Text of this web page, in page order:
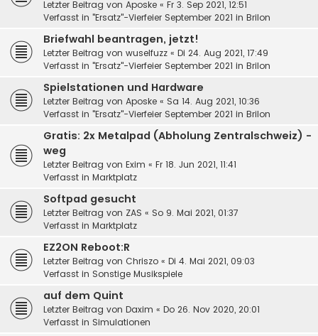
Letzter Beitrag von Aposke « Fr 3. Sep 2021, 12:51
Verfasst in "Ersatz"-Vierfeier September 2021 in Brilon
Briefwahl beantragen, jetzt!
Letzter Beitrag von wuselfuzz « Di 24. Aug 2021, 17:49
Verfasst in "Ersatz"-Vierfeier September 2021 in Brilon
Spielstationen und Hardware
Letzter Beitrag von Aposke « Sa 14. Aug 2021, 10:36
Verfasst in "Ersatz"-Vierfeier September 2021 in Brilon
Gratis: 2x Metalpad (Abholung Zentralschweiz) -
weg
Letzter Beitrag von Exim « Fr 18. Jun 2021, 11:41
Verfasst in Marktplatz
Softpad gesucht
Letzter Beitrag von ZAS « So 9. Mai 2021, 01:37
Verfasst in Marktplatz
EZ2ON Reboot:R
Letzter Beitrag von Chriszo « Di 4. Mai 2021, 09:03
Verfasst in Sonstige Musikspiele
auf dem Quint
Letzter Beitrag von Daxim « Do 26. Nov 2020, 20:01
Verfasst in Simulationen